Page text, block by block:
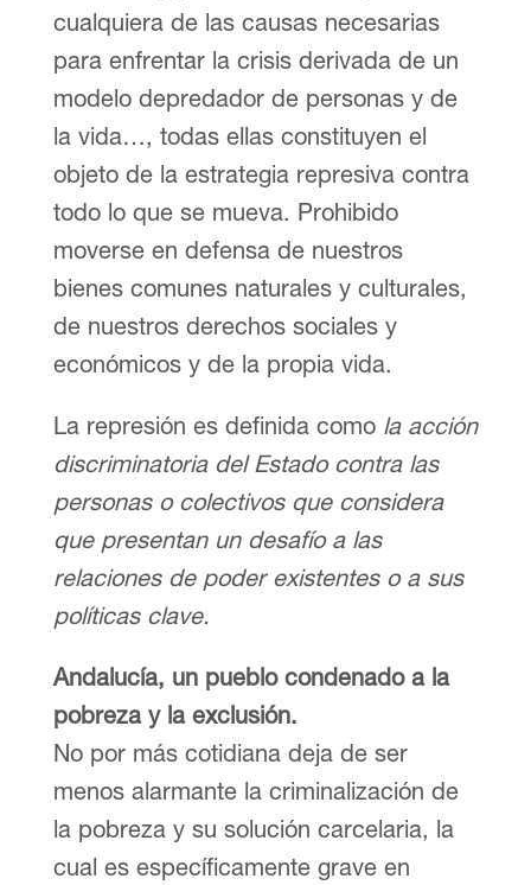
cualquiera de las causas necesarias
para enfrentar la crisis derivada de un
modelo depredador de personas y de
la vida…, todas ellas constituyen el
objeto de la estrategia represiva contra
todo lo que se mueva. Prohibido
moverse en defensa de nuestros
bienes comunes naturales y culturales,
de nuestros derechos sociales y
económicos y de la propia vida.
La represión es definida como la acción
discriminatoria del Estado contra las
personas o colectivos que considera
que presentan un desafío a las
relaciones de poder existentes o a sus
políticas clave.
Andalucía, un pueblo condenado a la
pobreza y la exclusión.
No por más cotidiana deja de ser
menos alarmante la criminalización de
la pobreza y su solución carcelaria, la
cual es específicamente grave en